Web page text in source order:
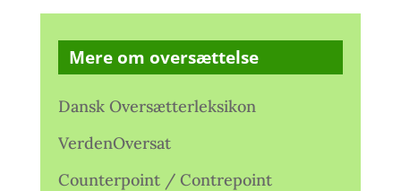
Mere om oversættelse
Dansk Oversætterleksikon
VerdenOversat
Counterpoint / Contrepoint